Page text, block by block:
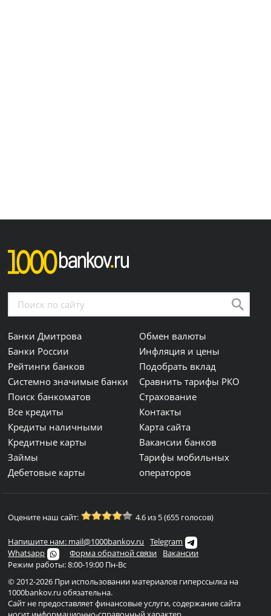
Банки Дмитрова
Банки России
Рейтинги банков
Системно значимые банки
Поиск банкоматов
Все кредиты
Кредиты наличными
Кредитные карты
Займы
Дебетовые карты
Обмен валюты
Инфляция и цены
Подобрать вклад
Сравнить тарифы РКО
Страхование
Контакты
Карта сайта
Вакансии банков
Тарифы мобильных
операторов
Оцените наш сайт: 4.6 из 5 (655 голосов)
Напишите нам: mail@1000bankov.ru
Telegram
Whatsapp
Форма обратной связи
Вакансии
Режим работы: 8:00-19:00 Пн-Вс
© 2012-2026 При использовании материалов гиперссылка на
1000bankov.ru обязательна.
Сайт не предоставляет финансовые услуги, содержание сайта